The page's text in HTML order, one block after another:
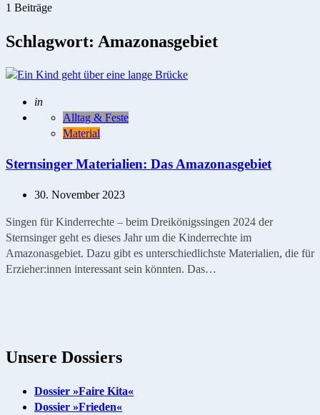
1 Beiträge
Schlagwort: Amazonasgebiet
Geschrieben
in
Alltag & Feste
Material
Sternsinger Materialien: Das Amazonasgebiet
30. November 2023
Singen für Kinderrechte – beim Dreikönigssingen 2024 der
Sternsinger geht es dieses Jahr um die Kinderrechte im
Amazonasgebiet. Dazu gibt es unterschiedlichste Materialien, die für
Erzieher:innen interessant sein könnten. Das…
Unsere Dossiers
Dossier »Faire Kita«
Dossier »Frieden«